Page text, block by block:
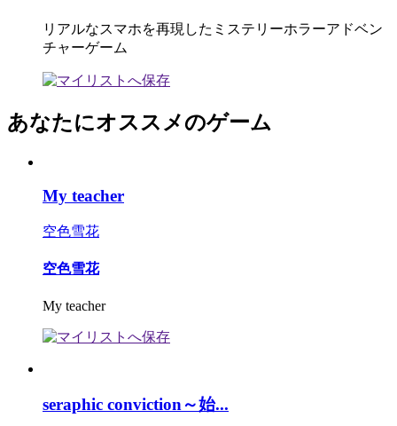
リアルなスマホを再現したミステリーホラーアドベン
チャーゲーム
あなたにオススメのゲーム
My teacher
空色雪花
空色雪花
My teacher
seraphic conviction～始...